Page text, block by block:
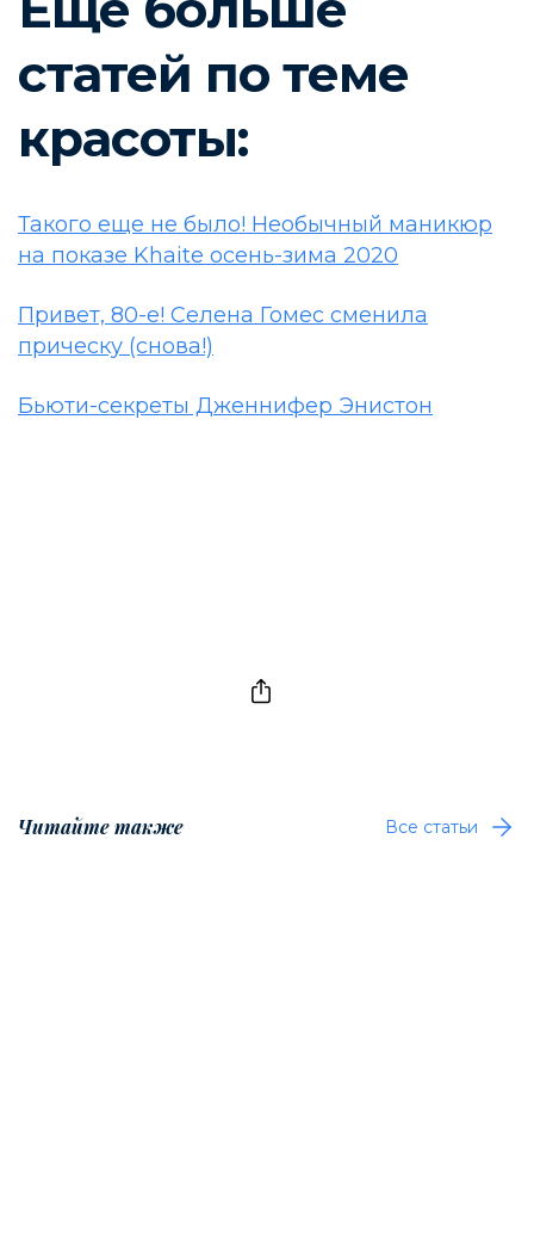
статей по теме
красоты:
Такого еще не было! Необычный маникюр
на показе Khaite осень-зима 2020
Привет, 80-е! Селена Гомес сменила
прическу (снова!)
Бьюти-секреты Дженнифер Энистон
Читайте также Все статьи